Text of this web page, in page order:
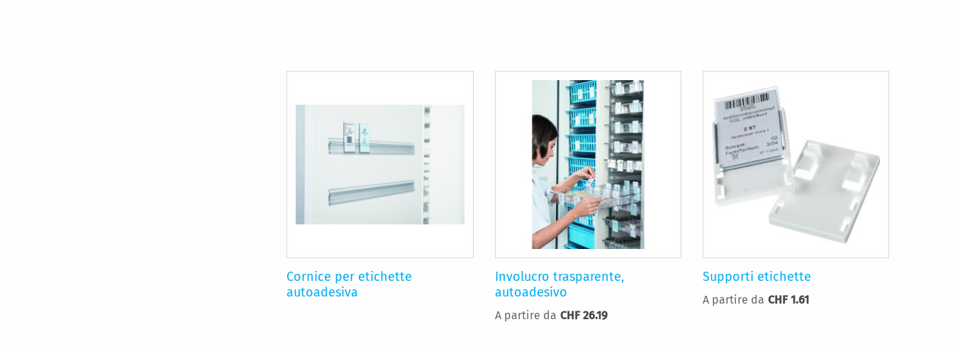
Cornice per etichette
autoadesiva
Involucro trasparente,
autoadesivo
A partire da CHF 26.19
Supporti etichette
A partire da CHF 1.61